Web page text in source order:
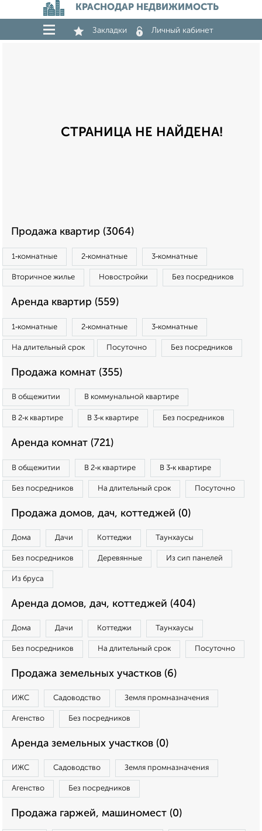
КРАСНОДАР НЕДВИЖИМОСТЬ
Закладки Личный кабинет
СТРАНИЦА НЕ НАЙДЕНА!
Продажа квартир (3064)
1‑комнатные 2‑комнатные 3‑комнатные
Вторичное жилье Новостройки Без посредников
Аренда квартир (559)
1‑комнатные 2‑комнатные 3‑комнатные
На длительный срок Посуточно Без посредников
Продажа комнат (355)
В общежитии В коммунальной квартире
В 2‑к квартире В 3‑к квартире Без посредников
Аренда комнат (721)
В общежитии В 2‑к квартире В 3‑к квартире
Без посредников На длительный срок Посуточно
Продажа домов, дач, коттеджей (0)
Дома Дачи Коттеджи Таунхаусы
Без посредников Деревянные Из сип панелей
Из бруса
Аренда домов, дач, коттеджей (404)
Дома Дачи Коттеджи Таунхаусы
Без посредников На длительный срок Посуточно
Продажа земельных участков (6)
ИЖС Садоводство Земля промназначения
Агенство Без посредников
Аренда земельных участков (0)
ИЖС Садоводство Земля промназначения
Агенство Без посредников
Продажа гаржей, машиномест (0)